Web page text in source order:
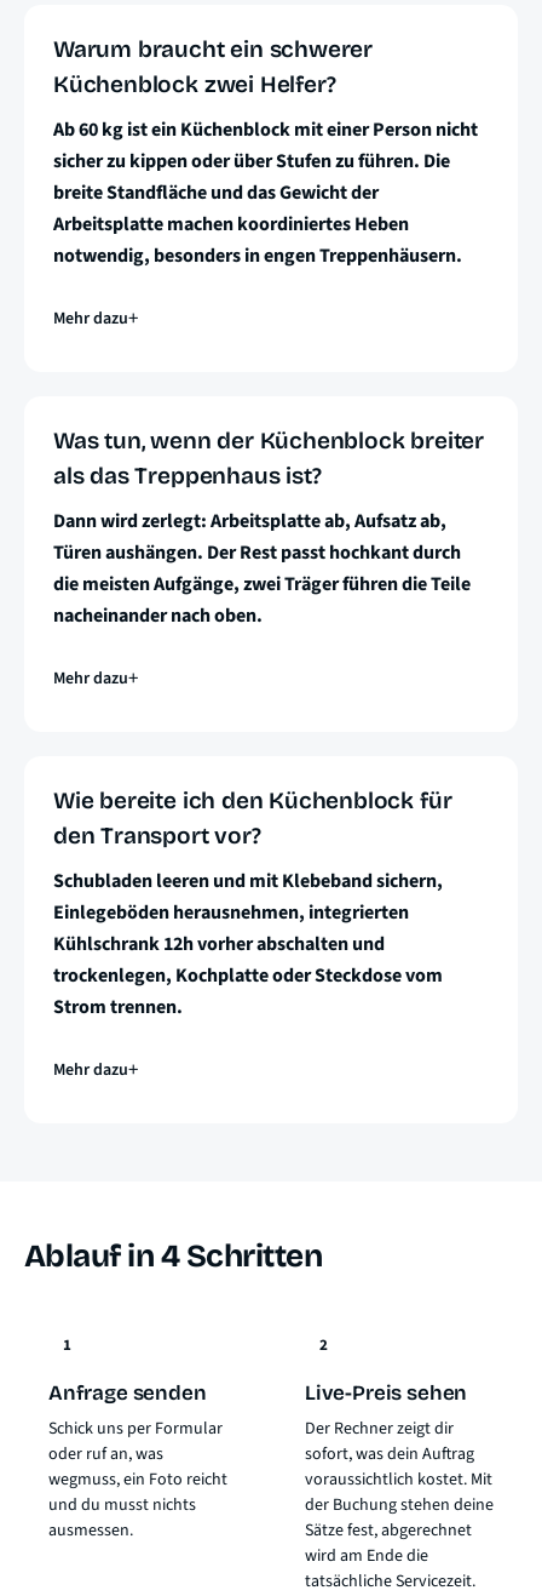
Warum braucht ein schwerer
Küchenblock zwei Helfer?
Ab 60 kg ist ein Küchenblock mit einer Person nicht
sicher zu kippen oder über Stufen zu führen. Die
breite Standfläche und das Gewicht der
Arbeitsplatte machen koordiniertes Heben
notwendig, besonders in engen Treppenhäusern.
Mehr dazu
Was tun, wenn der Küchenblock breiter
als das Treppenhaus ist?
Dann wird zerlegt: Arbeitsplatte ab, Aufsatz ab,
Türen aushängen. Der Rest passt hochkant durch
die meisten Aufgänge, zwei Träger führen die Teile
nacheinander nach oben.
Mehr dazu
Wie bereite ich den Küchenblock für
den Transport vor?
Schubladen leeren und mit Klebeband sichern,
Einlegeböden herausnehmen, integrierten
Kühlschrank 12h vorher abschalten und
trockenlegen, Kochplatte oder Steckdose vom
Strom trennen.
Mehr dazu
Ablauf in 4 Schritten
1
Anfrage senden
Schick uns per Formular
oder ruf an, was
wegmuss, ein Foto reicht
und du musst nichts
ausmessen.
2
Live-Preis sehen
Der Rechner zeigt dir
sofort, was dein Auftrag
voraussichtlich kostet. Mit
der Buchung stehen deine
Sätze fest, abgerechnet
wird am Ende die
tatsächliche Servicezeit.